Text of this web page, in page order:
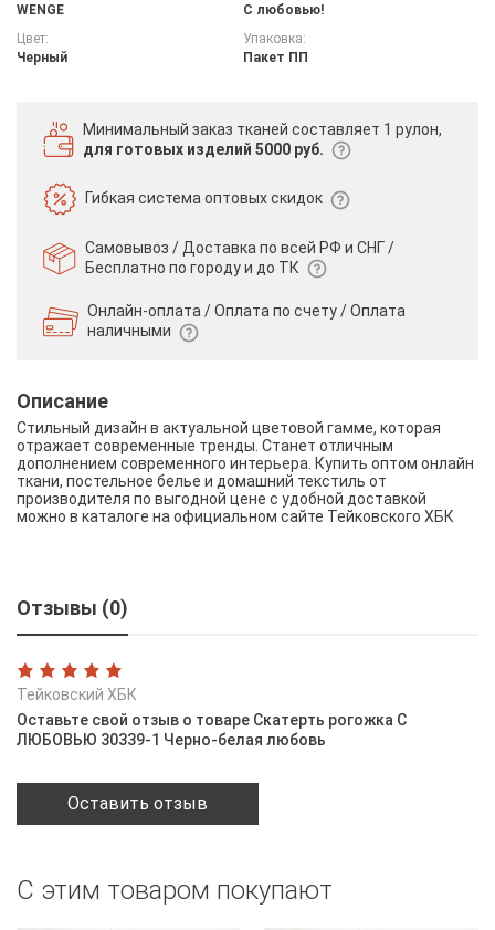
WENGE
С любовью!
Цвет:
Черный
Упаковка:
Пакет ПП
Минимальный заказ тканей составляет 1 рулон,
для готовых изделий 5000 руб.
Гибкая системаоптовых скидок
Самовывоз / Доставка по всей РФ и СНГ /
Бесплатно по городу и до ТК
Онлайн-оплата / Оплата по счету /Оплата
наличными
Описание
Стильный дизайн в актуальной цветовой гамме, которая
отражает современные тренды. Станет отличным
дополнением современного интерьера. Купить оптом онлайн
ткани, постельное белье и домашний текстиль от
производителя по выгодной цене с удобной доставкой
можно в каталоге на официальном сайте Тейковского ХБК
Отзывы (0)
Тейковский ХБК
Оставьте свой отзыв о товаре Скатерть рогожка С
ЛЮБОВЬЮ 30339-1 Черно-белая любовь
Оставить отзыв
С этим товаром покупают